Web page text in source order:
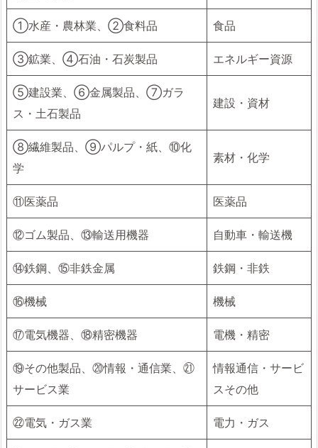
①水産・農林業、②食料品 食品
③鉱業、④石油・石炭製品 エネルギー資源
⑤建設業、⑥金属製品、⑦ガラ
ス・土石製品
建設・資材
⑧繊維製品、⑨パルプ・紙、⑩化
学
素材・化学
⑪医薬品 医薬品
⑫ゴム製品、⑬輸送用機器 自動車・輸送機
⑭鉄鋼、⑮非鉄金属 鉄鋼・非鉄
⑯機械 機械
⑰電気機器、⑱精密機器 電機・精密
⑲その他製品、⑳情報・通信業、㉑
サービス業
情報通信・サービ
スその他
㉒電気・ガス業 電力・ガス